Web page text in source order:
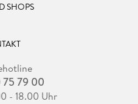
SHOPS
79 00
- 18.00 Uhr